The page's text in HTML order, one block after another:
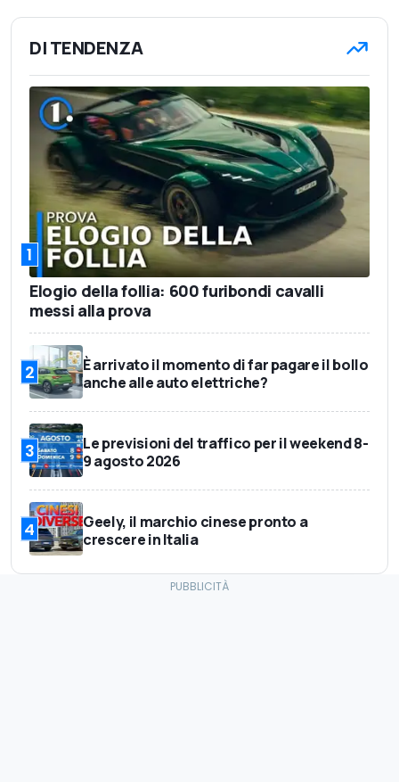
DI TENDENZA
1
Elogio della follia: 600 furibondi cavalli
messi alla prova
2
È arrivato il momento di far pagare il bollo
anche alle auto elettriche?
3
Le previsioni del traffico per il weekend 8-
9 agosto 2026
4
Geely, il marchio cinese pronto a
crescere in Italia